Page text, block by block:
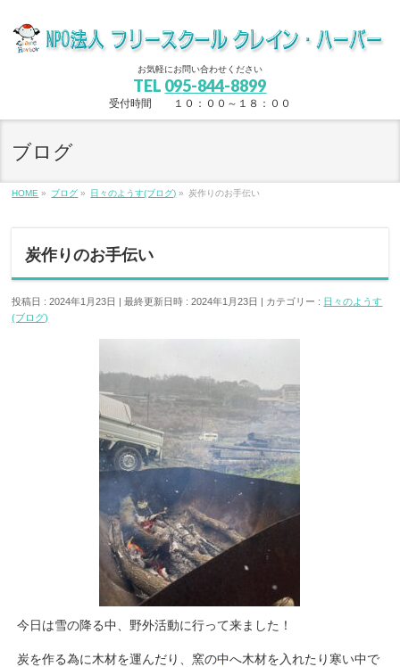
お気軽にお問い合わせください
TEL 095-844-8899
受付時間 １０：００～１８：００
ブログ
HOME » ブログ » 日々のようす(ブログ) » 炭作りのお手伝い
炭作りのお手伝い
投稿日 : 2024年1月23日 最終更新日時 : 2024年1月23日 カテゴリー : 日々のようす
(ブログ)
今日は雪の降る中、野外活動に行って来ました！
炭を作る為に木材を運んだり、窯の中へ木材を入れたり寒い中で